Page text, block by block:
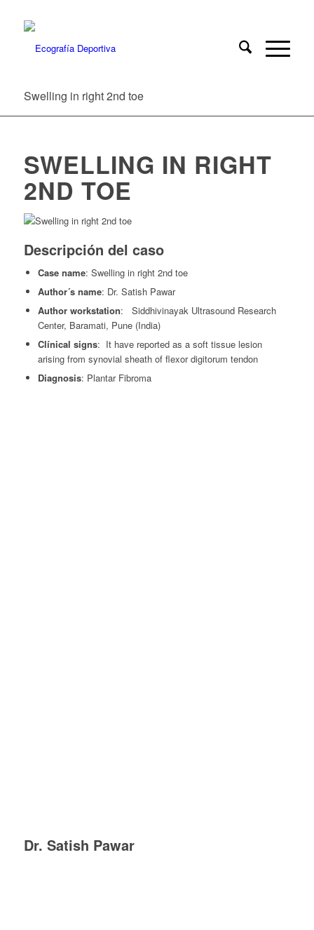
Swelling in right 2nd toe
SWELLING IN RIGHT
2ND TOE
Descripción del caso
Case name: Swelling in right 2nd toe
Author´s name: Dr. Satish Pawar
Author workstation: Siddhivinayak Ultrasound Research
Center, Baramati, Pune (India)
Clínical signs: It have reported as a soft tissue lesion
arising from synovial sheath of flexor digitorum tendon
Diagnosis: Plantar Fibroma
Dr. Satish Pawar